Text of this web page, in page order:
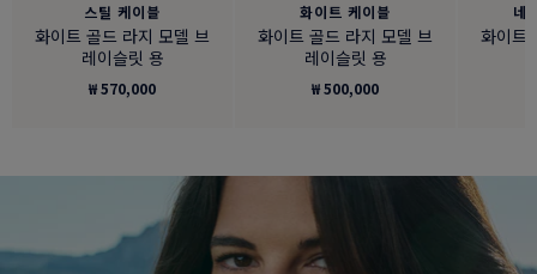
스틸 케이블
화이트 골드 라지 모델 브
레이슬릿 용
₩ 570,000
화이트 케이블
화이트 골드 라지 모델 브
레이슬릿 용
₩ 500,000
네
화이트